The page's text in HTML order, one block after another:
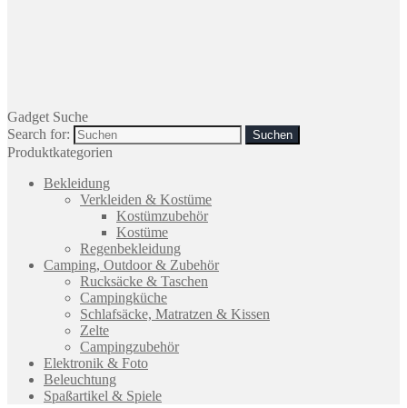
Gadget Suche
Search for:
Produktkategorien
Bekleidung
Verkleiden & Kostüme
Kostümzubehör
Kostüme
Regenbekleidung
Camping, Outdoor & Zubehör
Rucksäcke & Taschen
Campingküche
Schlafsäcke, Matratzen & Kissen
Zelte
Campingzubehör
Elektronik & Foto
Beleuchtung
Spaßartikel & Spiele